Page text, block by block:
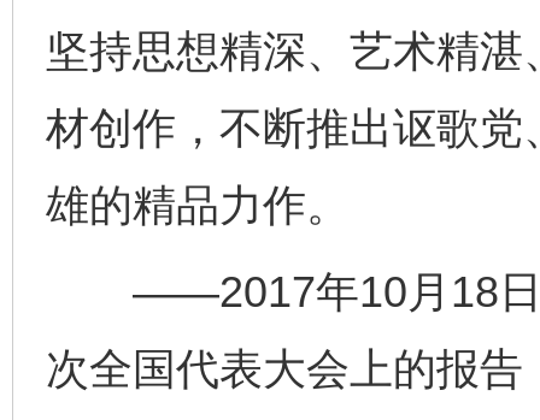
坚持思想精深、艺术精
材创作，不断推出讴歌
雄的精品力作。
——2017年10月18日
次全国代表大会上的报告